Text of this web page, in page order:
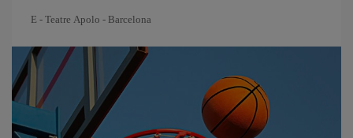
E - Teatre Apolo - Barcelona